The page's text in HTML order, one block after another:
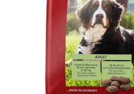
FRESH FARM
RECOMPENSE
DIETE VETERINARE
FRESH FARM
DIETE VETERINARE